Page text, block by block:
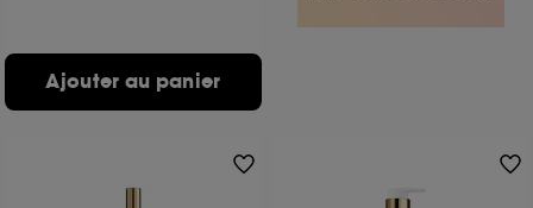
Ajouter au panier